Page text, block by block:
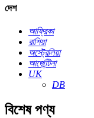
দেশ
আফ্রিকা
রাশিয়া
অস্ট্রেলিয়া
আর্জেন্টিনা
UK
DB
বিশেষ পণ্য